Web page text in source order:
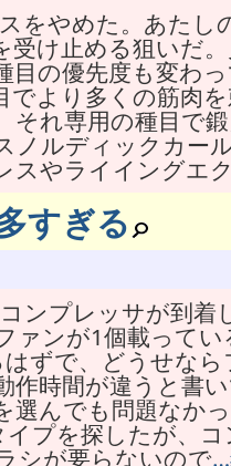
をやめた。あたし
受け止める狙いだ
目の優先度も変わ
でより多くの筋肉
それ専用の種目で
ノルディックカー
スやライイングエ
すぎる
ンプレッサが到着
ァンが1個載って
ずで、どうせな
作時間が違うと書
選んでも問題なか
プを探したが、
シが要らないので